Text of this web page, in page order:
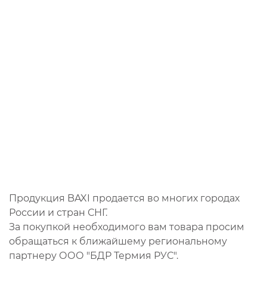
Продукция BAXI продается во многих городах
России и стран СНГ.
За покупкой необходимого вам товара просим
обращаться к ближайшему региональному
партнеру ООО "БДР Термия РУС".